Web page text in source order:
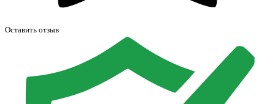
Оставить отзыв